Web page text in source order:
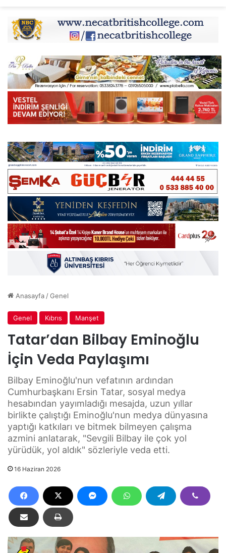
Anasayfa /Genel
Genel Kıbrıs Manşet
Tatar’dan Bilbay Eminoğlu
İçin Veda Paylaşımı
Bilbay Eminoğlu'nun vefatının ardından
Cumhurbaşkanı Ersin Tatar, sosyal medya
hesabından yayımladığı mesajda, uzun yıllar
birlikte çalıştığı Eminoğlu'nun medya dünyasına
yaptığı katkıları ve bitmek bilmeyen çalışma
azmini anlatarak, "Sevgili Bilbay ile çok yol
yürüdük, yol aldık" sözleriyle veda etti.
16 Haziran 2026